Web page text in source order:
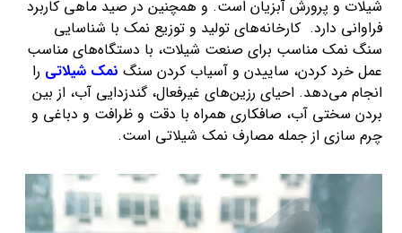
شیلات و پرورش آبزیان است. و همچنین در صید ماهی کاربرد
فراوانی دارد. کارخانه‌های تولید و توزیع نمک با شناسایی
سنگ نمک مناسب برای صنعت شیلات، با دستگاه‌های مناسب
عمل خرد کردن، ساییدن و آسیاب کردن سنگ نمک شیلاتی را
انجام می‌دهد. احیای رزین‌های غیرفعال، گندزدایی آب، از بین
بردن سختی آب، صافکاری همراه با دقت و ظرافت و دباغی و
چرم سازی از جمله مصارف نمک شیلاتی است.